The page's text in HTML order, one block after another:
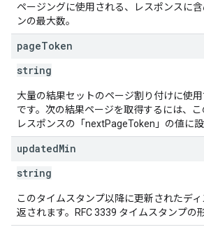
ページングに使用される、レスポンスに
ンの最大数。
pageToken
string
大量の結果セットのページ割り付けに使
です。次の結果ページを取得するには、
レスポンスの「nextPageToken」の値に設
updatedMin
string
このタイムスタンプ以降に更新されたデ
返されます。RFC 3339 タイムスタンプの